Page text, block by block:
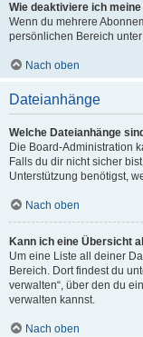
Wie deaktiviere ich
Wenn du mehrere
persönlichen Bereich unter
Nach oben
Dateianhänge
Welche Dateianhänge
Die Board-Administration
Falls du dir nicht sicher
Unterstützung benötigst,
Nach oben
Kann ich eine Übersicht
Um eine Liste all deiner
Bereich. Dort findest du
verwalten“, über den du
verwalten kannst.
Nach oben